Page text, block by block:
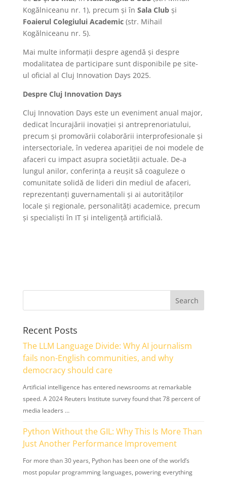
Kogălniceanu nr. 1), precum și în Sala Clubși
Foaierul Colegiului Academic(str. Mihail
Kogălniceanu nr. 5).
Mai multe informații despre agendă și despre
modalitatea de participare sunt disponibile pe site-
ul oficial al Cluj Innovation Days 2025.
Despre Cluj Innovation Days
Cluj Innovation Days este un eveniment anual major,
dedicat încurajării inovației și antreprenoriatului,
precum și promovării colaborării interprofesionale și
intersectoriale, în vederea apariției de noi modele de
afaceri cu impact asupra societății actuale. De-a
lungul anilor, conferința a reușit să coaguleze o
comunitate solidă de lideri din mediul de afaceri,
reprezentanți guvernamentali și ai autorităților
locale și regionale, personalități academice, precum
și specialiști în IT și inteligență artificială.
Recent Posts
The LLM Language Divide: Why AI journalism
fails non-English communities, and why
democracy should care
Artificial intelligence has entered newsrooms at remarkable
speed. A 2024 Reuters Institute survey found that 78 percent of
media leaders …
Python Without the GIL: Why This Is More Than
Just Another Performance Improvement
For more than 30 years, Python has been one of the world’s
most popular programming languages, powering everything